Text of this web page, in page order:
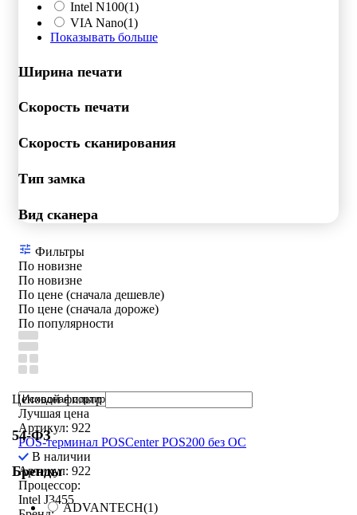
Intel N100(1)
VIA Nano(1)
Показывать больше
Ширина печати
Скорость печати
Скорость сканирования
Тип замка
Вид сканера
Фильтры
По новизне
По новизне
По цене (сначала дешевле)
По цене (сначала дороже)
По популярности
Ценовой фильтр
54-ФЗ
Бренды
ADVANTECH(1)
Лучшая цена
Артикул: 922
POS-терминал POSCenter POS200 без ОС
В наличии
Артикул: 922
Процессор:
Intel J3455